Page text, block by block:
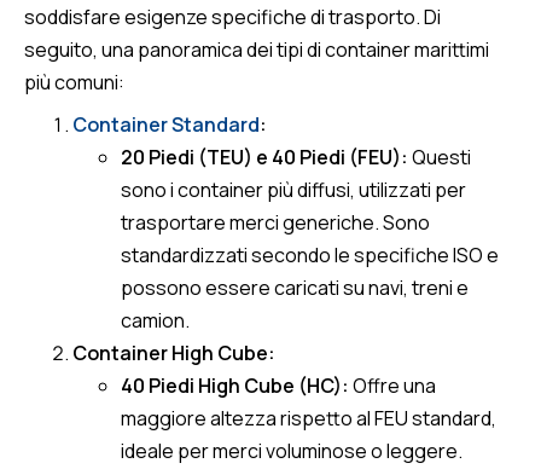
soddisfare esigenze specifiche di trasporto. Di
seguito, una panoramica dei tipi di container marittimi
più comuni:
Container Standard:
20 Piedi (TEU) e 40 Piedi (FEU): Questi
sono i container più diffusi, utilizzati per
trasportare merci generiche. Sono
standardizzati secondo le specifiche ISO e
possono essere caricati su navi, treni e
camion.
Container High Cube:
40 Piedi High Cube (HC): Offre una
maggiore altezza rispetto al FEU standard,
ideale per merci voluminose o leggere.